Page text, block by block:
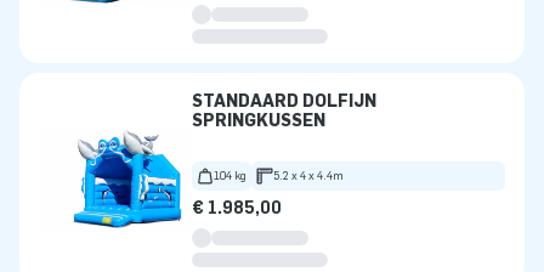
STANDAARD DOLFIJN
SPRINGKUSSEN
104 kg 5.2 x 4 x 4.4m
€ 1.985,00